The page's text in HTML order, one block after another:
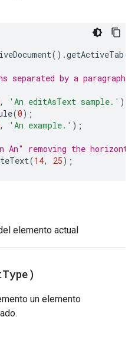
().getActiveTab
separated by a paragraph
, 'An editAsText sample.' );
(0);
, 'An example.' );
An" removing the
(14, 25);
elemento actual
Type)
un elemento